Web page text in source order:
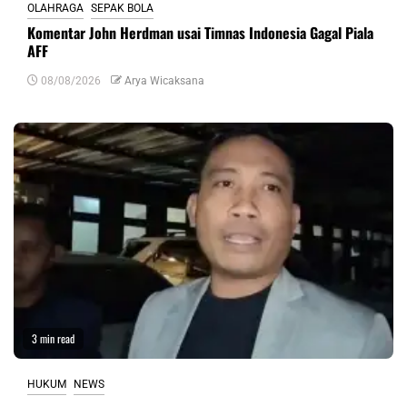
OLAHRAGA SEPAK BOLA
Komentar John Herdman usai Timnas Indonesia Gagal Piala
AFF
08/08/2026 Arya Wicaksana
3 min read
HUKUM NEWS